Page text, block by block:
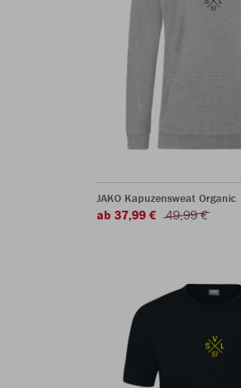
JAKO Kapuzensweat Organic
ab 37,99 € 49,99 €